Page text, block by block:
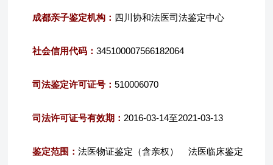
成都亲子鉴定机构： 四川协和法医司法鉴定中心
社会信用代码：345100007566182064
司法鉴定许可证号：510006070
司法许可证号有效期： 2016-03-14至2021-03-13
鉴定范围：法医物证鉴定（含亲权） 法医临床鉴定